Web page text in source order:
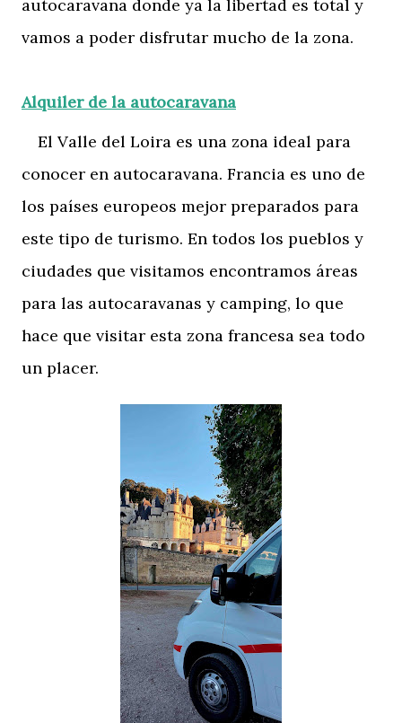
autocaravana donde ya la libertad es total y
vamos a poder disfrutar mucho de la zona.
Alquiler de la autocaravana
El Valle del Loira es una zona ideal para
conocer en autocaravana. Francia es uno de
los países europeos mejor preparados para
este tipo de turismo. En todos los pueblos y
ciudades que visitamos encontramos áreas
para las autocaravanas y camping, lo que
hace que visitar esta zona francesa sea todo
un placer.